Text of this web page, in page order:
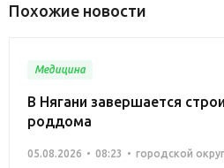
Похожие новости
Медицина
В Нягани завершается
роддома
05.08.2026 08:23 городской